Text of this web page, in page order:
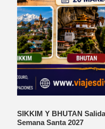
SIKKIM Y BHUTAN
Semana Santa 2027